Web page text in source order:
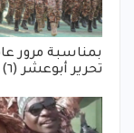
بمناسبة مرور
تحرير أبوعشر (٦)